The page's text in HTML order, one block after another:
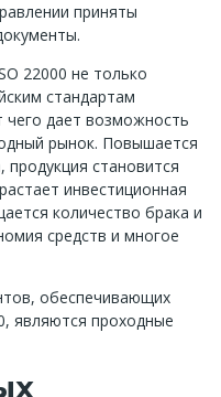
приняты
22000 не только
стандартам
чего дает возможность
рынок. Повышается
продукция становится
инвестиционная
количество брака и
средств и многое
обеспечивающих
являются проходные